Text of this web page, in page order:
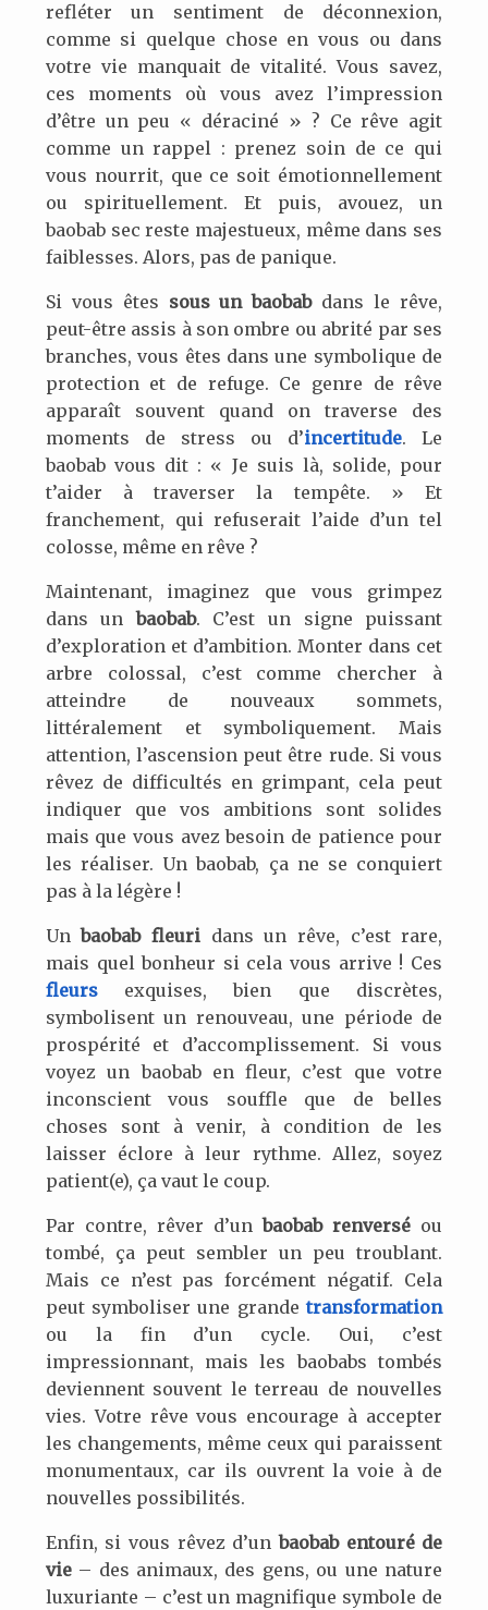
refléter un sentiment de déconnexion,
comme si quelque chose en vous ou dans
votre vie manquait de vitalité. Vous savez,
ces moments où vous avez l’impression
d’être un peu « déraciné » ? Ce rêve agit
comme un rappel : prenez soin de ce qui
vous nourrit, que ce soit émotionnellement
ou spirituellement. Et puis, avouez, un
baobab sec reste majestueux, même dans ses
faiblesses. Alors, pas de panique.
Si vous êtes sous un baobabdans le rêve,
peut-être assis à son ombre ou abrité par ses
branches, vous êtes dans une symbolique de
protection et de refuge. Ce genre de rêve
apparaît souvent quand on traverse des
moments de stress ou d’incertitude. Le
baobab vous dit : « Je suis là, solide, pour
t’aider à traverser la tempête. » Et
franchement, qui refuserait l’aide d’un tel
colosse, même en rêve ?
Maintenant, imaginez que vous grimpez
dans unbaobab. C’est un signe puissant
d’exploration et d’ambition. Monter dans cet
arbre colossal, c’est comme chercher à
atteindre de nouveaux sommets,
littéralement et symboliquement. Mais
attention, l’ascension peut être rude. Si vous
rêvez de difficultés en grimpant, cela peut
indiquer que vos ambitions sont solides
mais que vous avez besoin de patience pour
les réaliser. Un baobab, ça ne se conquiert
pas à la légère !
Unbaobab fleuri dans un rêve, c’est rare,
mais quel bonheur si cela vous arrive ! Ces
fleursexquises, bien que discrètes,
symbolisent un renouveau, une période de
prospérité et d’accomplissement. Si vous
voyez un baobab en fleur, c’est que votre
inconscient vous souffle que de belles
choses sont à venir, à condition de les
laisser éclore à leur rythme. Allez, soyez
patient(e), ça vaut le coup.
Par contre, rêver d’unbaobab renversé ou
tombé, ça peut sembler un peu troublant.
Mais ce n’est pas forcément négatif. Cela
peut symboliser une grandetransformation
ou la fin d’un cycle. Oui, c’est
impressionnant, mais les baobabs tombés
deviennent souvent le terreau de nouvelles
vies. Votre rêve vous encourage à accepter
les changements, même ceux qui paraissent
monumentaux, car ils ouvrent la voie à de
nouvelles possibilités.
Enfin, si vous rêvez d’unbaobab entouré de
vie– des animaux, des gens, ou une nature
luxuriante – c’est un magnifique symbole de